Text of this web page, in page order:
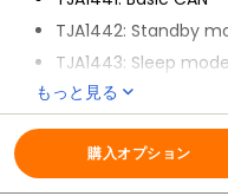
TJA1442: Standby
TJA1443: Sleep
TJA1448: Dual
All variants enable
FD fast phase at data
もっと見る
全ての情報 TJA144x
購入オプション